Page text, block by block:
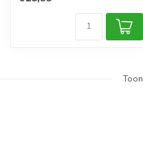
Toon